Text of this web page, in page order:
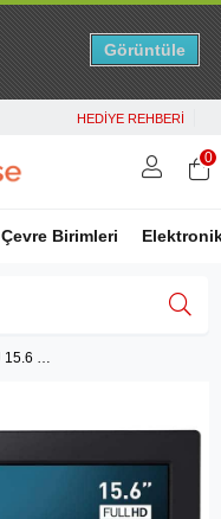
HEDİYE REHBERİ
Çevre Birimleri
0
MSI PRO AP162T ADL-042XEU 15.6 FHD INTEL N100 8GB DDR4 256GB SSD FDOS DOKUNMATIK SIYAH AIO PC
Görüntüle